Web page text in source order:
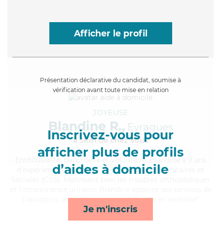
Afficher le profil
Présentation déclarative du candidat, soumise à
vérification avant toute mise en relation
Inscrivez-vous pour
afficher plus de profils
d’aides à domicile
Je m'inscris
JOYEUSE
Blandine R., Eyragues
à 5km de chez Vous
, ponctuelle et volontaire, Blandine a 9 ans
d'expérience et possède un BEP Carrières Sanitaires et
transports, activités, compagnie/loisirs et mobilité*